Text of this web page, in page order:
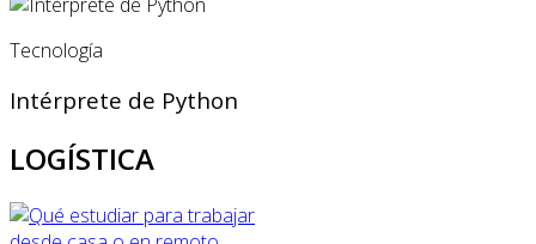
Tecnología
Intérprete de Python
LOGÍSTICA